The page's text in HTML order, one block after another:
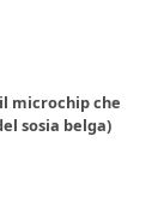
microchip che
sosia belga)